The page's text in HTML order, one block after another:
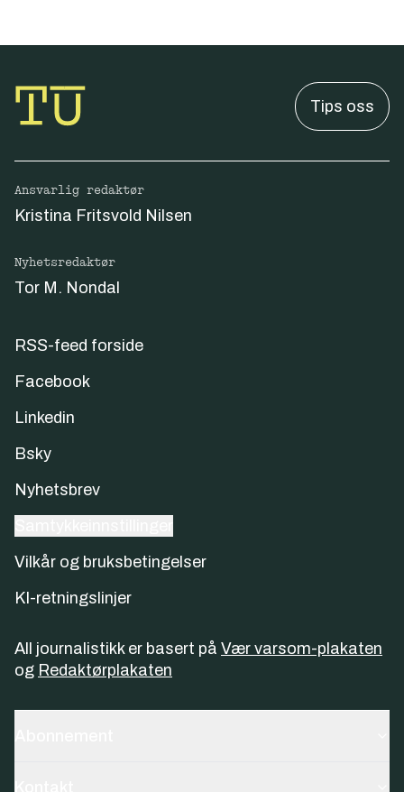
Tips oss
Ansvarlig redaktør
Kristina Fritsvold Nilsen
Nyhetsredaktør
Tor M. Nondal
RSS-feed forside
Facebook
Linkedin
Bsky
Nyhetsbrev
Vilkår og bruksbetingelser
KI-retningslinjer
All journalistikk er basert på Vær varsom-plakaten
og Redaktørplakaten